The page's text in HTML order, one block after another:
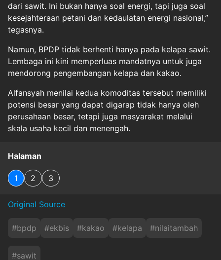
dari sawit. Ini bukan hanya soal energi, tapi juga soal
kesejahteraan petani dan kedaulatan energi nasional,”
tegasnya.
Namun, BPDP tidak berhenti hanya pada kelapa sawit.
Lembaga ini kini memperluas mandatnya untuk juga
mendorong pengembangan kelapa dan kakao.
Alfansyah menilai kedua komoditas tersebut memiliki
potensi besar yang dapat digarap tidak hanya oleh
perusahaan besar, tetapi juga masyarakat melalui
skala usaha kecil dan menengah.
Halaman
1 2 3
Original Source
#bpdp #ekbis #kakao #kelapa #nilaitambah
#sawit